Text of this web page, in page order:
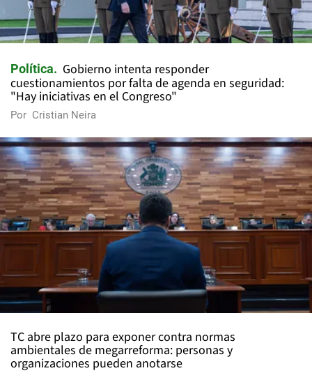
Política
Gobierno intenta responder
cuestionamientos por falta de agenda en seguridad:
"Hay iniciativas en el Congreso"
Por Cristian Neira
TC abre plazo para exponer contra normas
ambientales de megarreforma: personas y
organizaciones pueden anotarse